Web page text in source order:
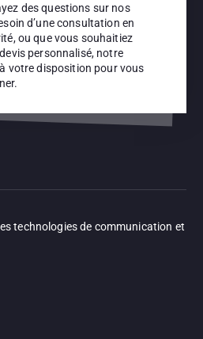
des questions sur nos
d’une consultation en
ou que vous souhaitiez
personnalisé, notre
votre disposition pour vous
technologies de communication et